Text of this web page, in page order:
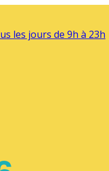
les jours de 9h à 23h